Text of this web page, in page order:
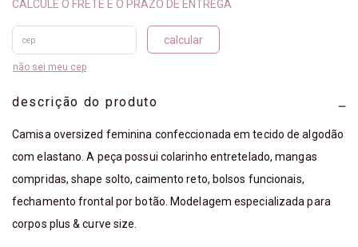
calcular
não sei meu cep
descrição do produto
Camisa oversized feminina confeccionada em tecido de algodão
com elastano. A peça possui colarinho entretelado, mangas
compridas, shape solto, caimento reto, bolsos funcionais,
fechamento frontal por botão. Modelagem especializada para
corpos plus & curve size.